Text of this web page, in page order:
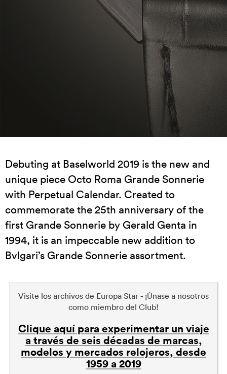
Debuting at Baselworld 2019 is the new and
unique piece Octo Roma Grande Sonnerie
with Perpetual Calendar. Created to
commemorate the 25th anniversary of the
first Grande Sonnerie by Gerald Genta in
1994, it is an impeccable new addition to
Bvlgari’s Grande Sonnerie assortment.
Visite los archivos de Europa Star - ¡Únase a nosotros
como miembro del Club!
Clique aquí para experimentar un viaje
a través de seis décadas de marcas,
modelos y mercados relojeros, desde
1959 a 2019